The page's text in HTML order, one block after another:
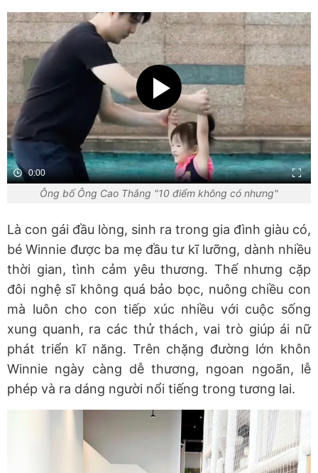
0:00
Ông bố Ông Cao Thắng "10 điểm không có nhưng"
Là con gái đầu lòng, sinh ra trong gia đình giàu có,
bé Winnie được ba mẹ đầu tư kĩ lưỡng, dành nhiều
thời gian, tình cảm yêu thương. Thế nhưng cặp
đôi nghệ sĩ không quá bảo bọc, nuông chiều con
mà luôn cho con tiếp xúc nhiều với cuộc sống
xung quanh, ra các thử thách, vai trò giúp ái nữ
phát triển kĩ năng. Trên chặng đường lớn khôn
Winnie ngày càng dễ thương, ngoan ngoãn, lễ
phép và ra dáng người nổi tiếng trong tương lai.